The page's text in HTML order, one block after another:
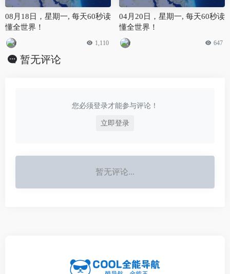
08月18日，星期一, 每天60秒读
懂全世界！
1,110
04月20日，星期一, 每天60秒读
懂全世界！
647
暂无评论
您必须登录才能参与评论！
立即登录
暂无评论...